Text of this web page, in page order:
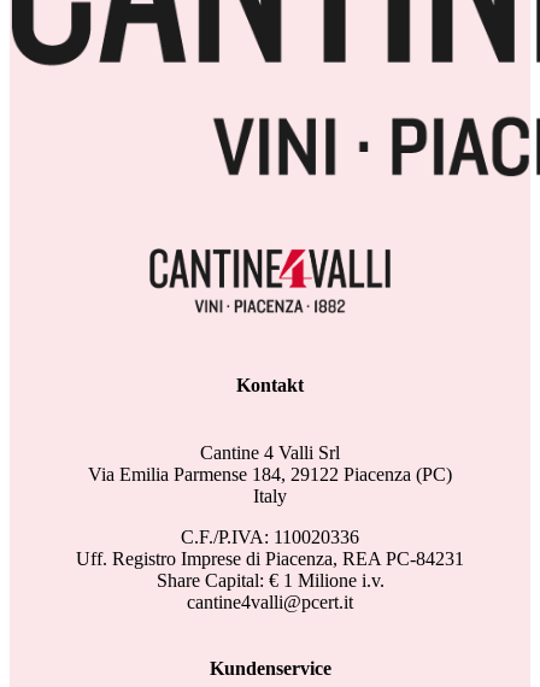
Kontakt
Cantine 4 Valli Srl
Via Emilia Parmense 184, 29122 Piacenza (PC)
Italy
C.F./P.IVA: 110020336
Uff. Registro Imprese di Piacenza, REA PC-84231
Share Capital: € 1 Milione i.v.
cantine4valli@pcert.it
Kundenservice